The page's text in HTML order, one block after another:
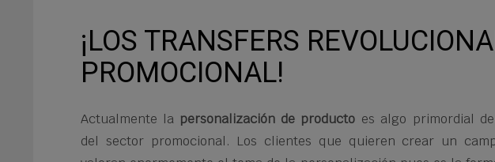
¡LOS TRANSFERS
PROMOCIONAL!
Actualmente la personalización de producto es algo primordial
del sector promocional. Los clientes que quieren crear un